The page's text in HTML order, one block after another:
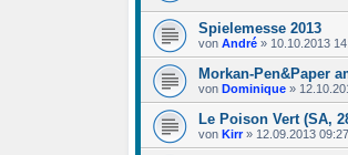
Spielemesse 2013
von André » 10.10.2013
Morkan-Pen&Paper
von Dominique »
Le Poison Vert (SA,
von Kirr» 12.09.2013 09:27